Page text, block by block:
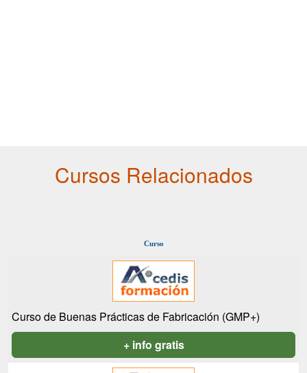
Cursos Relacionados
Curso
Curso de Buenas Prácticas de Fabricación (GMP+)
+ info gratis